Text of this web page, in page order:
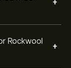
+
Rockwool
+